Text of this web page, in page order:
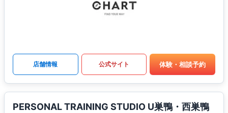
店舗情報 公式サイト 体験・相談予約
PERSONAL TRAINING STUDIO U巣鴨・西巣鴨